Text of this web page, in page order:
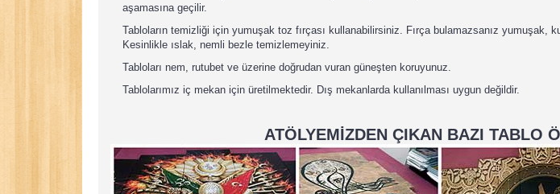
aşamasına geçilir.
Tabloların temizliği için yumuşak toz fırçası kullanabilirsiniz. Fırça bulamazsanız yumuşak,
Kesinlikle ıslak, nemli bezle temizlemeyiniz.
Tabloları nem, rutubet ve üzerine doğrudan vuran güneşten koruyunuz.
Tablolarımız iç mekan için üretilmektedir. Dış mekanlarda kullanılması uygun değildir.
ATÖLYEMİZDEN ÇIKAN BAZI TABLO